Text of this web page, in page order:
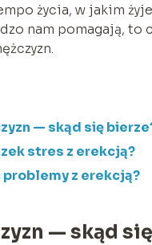
życia, w jakim
nam pomagają, to
— skąd się
stres z erekcją?
problemy z erekcją?
— skąd